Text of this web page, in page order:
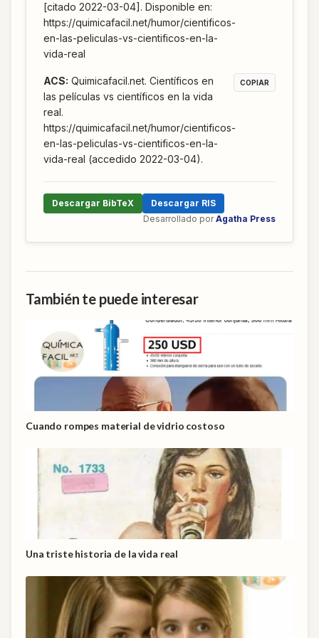
[citado 2022-03-04]. Disponible en:
https://quimicafacil.net/humor/cientificos-
en-las-peliculas-vs-cientificos-en-la-
vida-real
ACS: Quimicafacil.net. Científicos en
las películas vs científicos en la vida
real.
https://quimicafacil.net/humor/cientificos-
en-las-peliculas-vs-cientificos-en-la-
vida-real (accedido 2022-03-04).
COPIAR
Descargar BibTeX
Descargar RIS
Desarrollado por Agatha Press
También te puede interesar
Cuando rompes material de vidrio costoso
Una triste historia de la vida real